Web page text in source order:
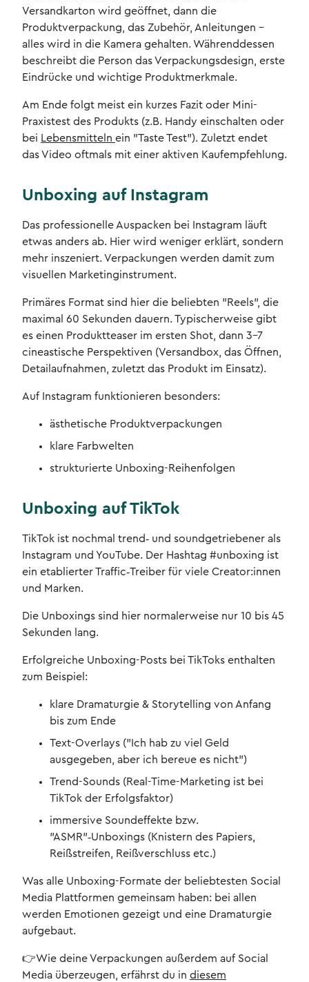
Versandkarton wird geöffnet, dann die
Produktverpackung, das Zubehör, Anleitungen -
alles wird in die Kamera gehalten. Währenddessen
beschreibt die Person das Verpackungsdesign, erste
Eindrücke und wichtige Produktmerkmale.
Am Ende folgt meist ein kurzes Fazit oder Mini-
Praxistest des Produkts (z.B. Handy einschalten oder
bei Lebensmitteln ein "Taste Test"). Zuletzt endet
das Video oftmals mit einer aktiven Kaufempfehlung.
Unboxing auf Instagram
Das professionelle Auspacken bei Instagram läuft
etwas anders ab. Hier wird weniger erklärt, sondern
mehr inszeniert. Verpackungen werden damit zum
visuellen Marketinginstrument.
Primäres Format sind hier die beliebten "Reels", die
maximal 60 Sekunden dauern. Typischerweise gibt
es einen Produktteaser im ersten Shot, dann 3–7
cineastische Perspektiven (Versandbox, das Öffnen,
Detailaufnahmen, zuletzt das Produkt im Einsatz).
Auf Instagram funktionieren besonders:
ästhetische Produktverpackungen
klare Farbwelten
strukturierte Unboxing-Reihenfolgen
Unboxing auf TikTok
TikTok ist nochmal trend‑ und soundgetriebener als
Instagram und YouTube. Der Hashtag #unboxing ist
ein etablierter Traffic‑Treiber für viele Creator:innen
und Marken.
Die Unboxings sind hier normalerweise nur 10 bis 45
Sekunden lang.
Erfolgreiche Unboxing-Posts bei TikToks enthalten
zum Beispiel:
klare Dramaturgie & Storytelling von Anfang
bis zum Ende
Text-Overlays ("Ich hab zu viel Geld
ausgegeben, aber ich bereue es nicht")
Trend-Sounds (Real-Time-Marketing ist bei
TikTok der Erfolgsfaktor)
immersive Soundeffekte bzw.
"ASMR"‑Unboxings (Knistern des Papiers,
Reißstreifen, Reißverschluss etc.)
Was alle Unboxing-Formate der beliebtesten Social
Media Plattformen gemeinsam haben: bei allen
werden Emotionen gezeigt und eine Dramaturgie
aufgebaut.
👉Wie deine Verpackungen außerdem auf Social
Media überzeugen, erfährst du in diesem